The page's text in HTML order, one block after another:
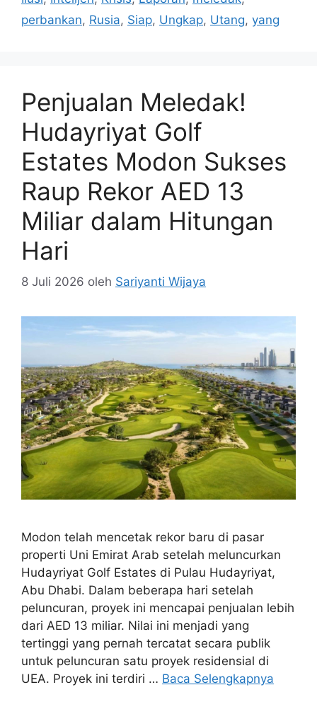
perbankan, Rusia, Siap, Ungkap, Utang, yang
Penjualan Meledak!
Hudayriyat Golf
Estates Modon Sukses
Raup Rekor AED 13
Miliar dalam Hitungan
Hari
8 Juli 2026 oleh Sariyanti Wijaya
Modon telah mencetak rekor baru di pasar
properti Uni Emirat Arab setelah meluncurkan
Hudayriyat Golf Estates di Pulau Hudayriyat,
Abu Dhabi. Dalam beberapa hari setelah
peluncuran, proyek ini mencapai penjualan lebih
dari AED 13 miliar. Nilai ini menjadi yang
tertinggi yang pernah tercatat secara publik
untuk peluncuran satu proyek residensial di
UEA. Proyek ini terdiri … Baca Selengkapnya